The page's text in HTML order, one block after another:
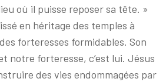
lieu où il puisse reposer sa tête. »
en héritage des temples à
forteresses formidables. Son
notre forteresse, c’est lui. Jésus
des vies endommagées par